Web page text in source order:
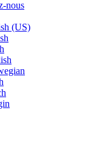
nous
(US)